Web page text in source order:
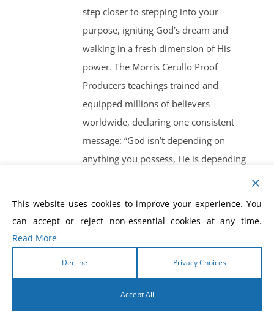
step closer to stepping into your
purpose, igniting God’s dream and
walking in a fresh dimension of His
power. The Morris Cerullo Proof
Producers teachings trained and
equipped millions of believers
worldwide, declaring one consistent
message: “God isn’t depending on
anything you possess, He is depending
encouraged, equipped, and strengthened
to work the works of God, just as Dr.
This website uses cookies to improve your experience. You
can accept or reject non-essential cookies at any time.
Read More
Decline Privacy Choices
Accept All